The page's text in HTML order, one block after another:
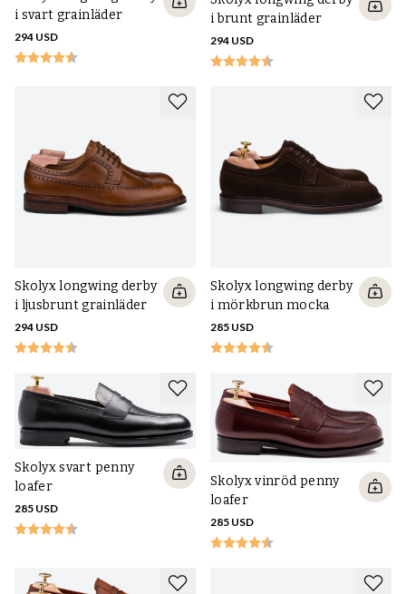
i svart grainläder
294 USD
i brunt grainläder
294 USD
Skolyx longwing derby
i ljusbrunt grainläder
294 USD
Skolyx longwing derby
i mörkbrun mocka
285 USD
Skolyx svart penny
loafer
285 USD
Skolyx vinröd penny
loafer
285 USD